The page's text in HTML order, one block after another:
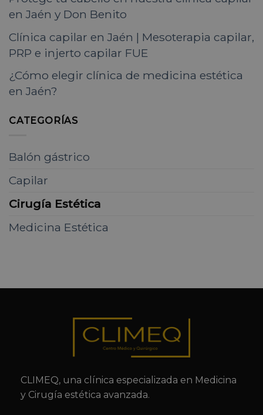
en Jaén y Don Benito
Clínica capilar en Jaén | Mesoterapia capilar,
PRP e injerto capilar FUE
¿Cómo elegir clínica de medicina estética
en Jaén?
CATEGORÍAS
Balón gástrico
Capilar
Cirugía Estética
Medicina Estética
CLIMEQ, una clínica especializada en Medicina
y Cirugía estética avanzada.